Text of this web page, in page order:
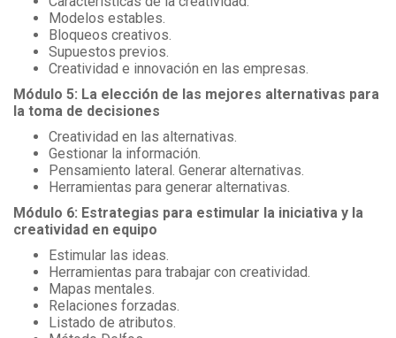
Modelos estables.
Bloqueos creativos.
Supuestos previos.
Creatividad e innovación en las empresas.
Módulo 5: La elección de las mejores alternativas para
la toma de decisiones
Creatividad en las alternativas.
Gestionar la información.
Pensamiento lateral. Generar alternativas.
Herramientas para generar alternativas.
Módulo 6: Estrategias para estimular la iniciativa y la
creatividad en equipo
Estimular las ideas.
Herramientas para trabajar con creatividad.
Mapas mentales.
Relaciones forzadas.
Listado de atributos.